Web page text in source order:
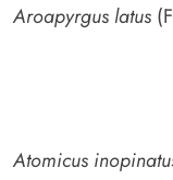
Aroapyrgus latus
Atomicus